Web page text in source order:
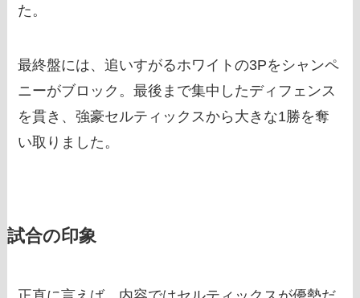
た。
最終盤には、追いすがるホワイトの3Pをシャンペ
ニーがブロック。最後まで集中したディフェンス
を貫き、強豪セルティックスから大きな1勝を奪
い取りました。
試合の印象